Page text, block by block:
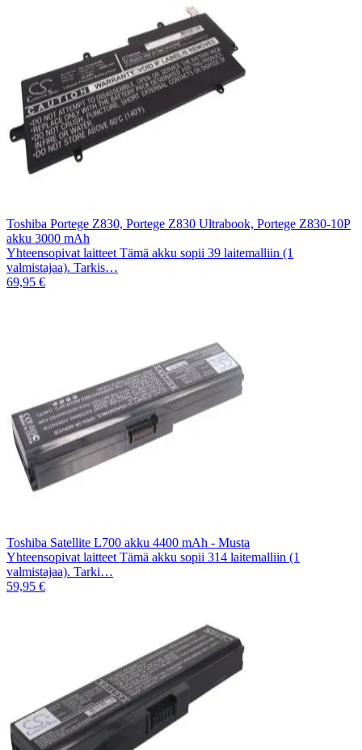
Toshiba Portege Z830, Portege Z830 Ultrabook, Portege Z830-10P
akku 3000 mAh
Yhteensopivat laitteet Tämä akku sopii 39 laitemalliin (1
valmistajaa). Tarkis…
69,95 €
Toshiba Satellite L700 akku 4400 mAh - Musta
Yhteensopivat laitteet Tämä akku sopii 314 laitemalliin (1
valmistajaa). Tarki…
59,95 €